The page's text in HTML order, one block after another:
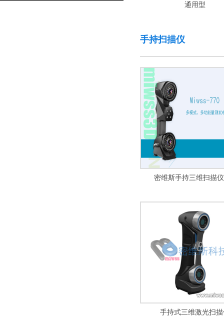
通用型
手持扫描仪
密维斯手持三维扫描
手持式三维激光扫